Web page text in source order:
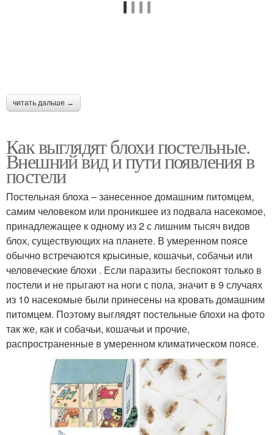
читать дальше →
Как выглядят блохи постельные.
Внешний вид и пути появления в
постели
Постельная блоха – занесенное домашним питомцем,
самим человеком или проникшее из подвала насекомое,
принадлежащее к одному из 2 с лишним тысяч видов
блох, существующих на планете. В умеренном поясе
обычно встречаются крысиные, кошачьи, собачьи или
человеческие блохи . Если паразиты беспокоят только в
постели и не прыгают на ноги с пола, значит в 9 случаях
из 10 насекомые были принесены на кровать домашним
питомцем. Поэтому выглядят постельные блохи на фото
так же, как и собачьи, кошачьи и прочие,
распространенные в умеренном климатическом поясе.